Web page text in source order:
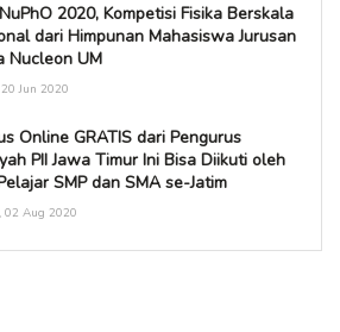
2020, Kompetisi Fisika Berskala
dari Himpunan Mahasiswa Jurusan
Nucleon UM
20 Jun 2020
Online GRATIS dari Pengurus
PII Jawa Timur Ini Bisa Diikuti oleh
SMP dan SMA se-Jatim
02 Aug 2020